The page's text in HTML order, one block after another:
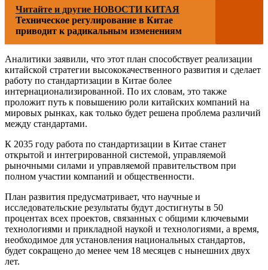
Читайте и другие НОВОСТИ КИТАЯ
Техническое регулирование в Китае
приводит к радикальным изменениям
Аналитики заявили, что этот план способствует реализации
китайской стратегии высококачественного развития и сделает
работу по стандартизации в Китае более
интернационализированной. По их словам, это также
проложит путь к повышению роли китайских компаний на
мировых рынках, как только будет решена проблема различий
между стандартами.
К 2035 году работа по стандартизации в Китае станет
открытой и интегрированной системой, управляемой
рыночными силами и управляемой правительством при
полном участии компаний и общественности.
План развития предусматривает, что научные и
исследовательские результаты будут достигнуты в 50
процентах всех проектов, связанных с общими ключевыми
технологиями и прикладной наукой и технологиями, а время,
необходимое для установления национальных стандартов,
будет сокращено до менее чем 18 месяцев с нынешних двух
лет.